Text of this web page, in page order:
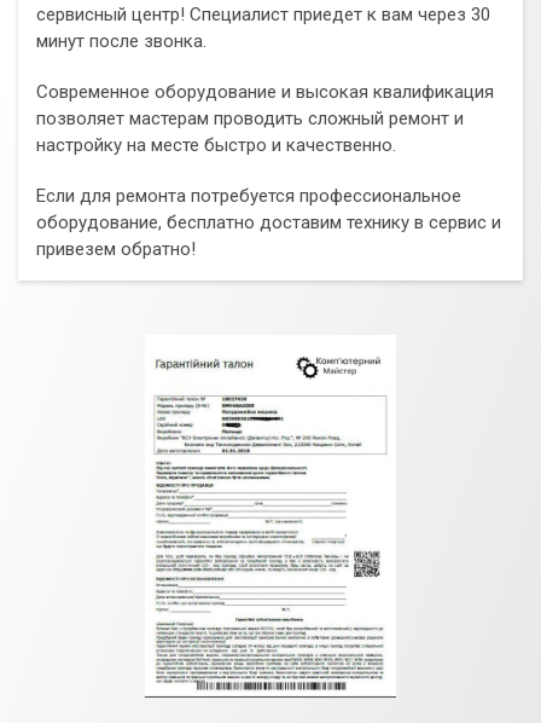
сервисный центр! Специалист приедет к вам через 30
минут после звонка.
Современное оборудование и высокая квалификация
позволяет мастерам проводить сложный ремонт и
настройку на месте быстро и качественно.
Если для ремонта потребуется профессиональное
оборудование, бесплатно доставим технику в сервис и
привезем обратно!